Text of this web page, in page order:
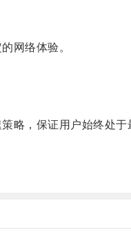
网络体验。
，保证用户始终处于